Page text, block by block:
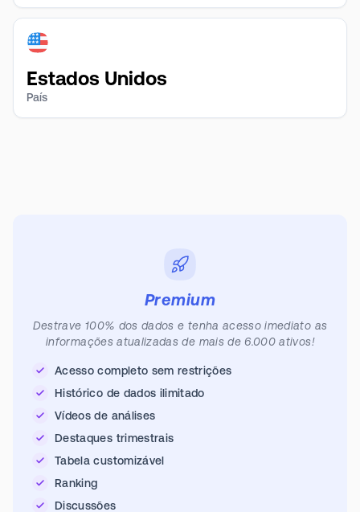
Estados Unidos
País
Premium
Destrave 100% dos dados e tenha acesso imediato as
informações atualizadas de mais de 6.000 ativos!
Acesso completo sem restrições
Histórico de dados ilimitado
Vídeos de análises
Destaques trimestrais
Tabela customizável
Ranking
Discussões